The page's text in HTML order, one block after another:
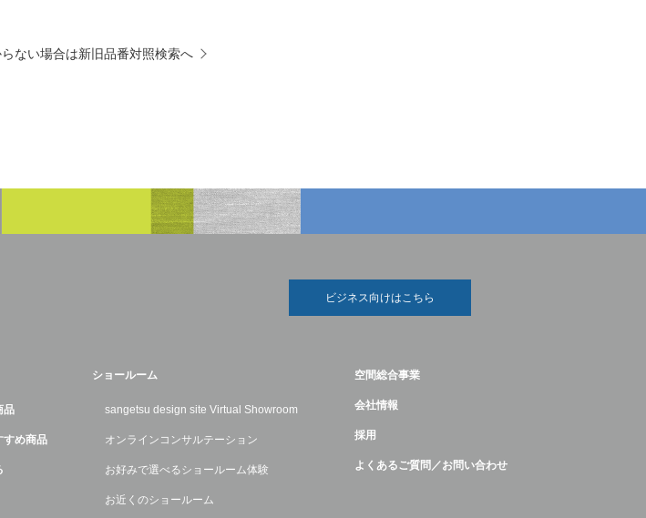
ない場合は新旧品番対照検索へ
ビジネス向けはこちら
品
すめ商品
ショールーム
sangetsu design site Virtual Showroom
オンラインコンサルテーション
お好みで選べるショールーム体験
お近くのショールーム
空間総合事業
会社情報
採用
よくあるご質問／お問い合わせ